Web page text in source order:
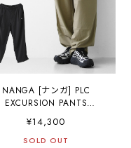
NANGA [ナンガ] PLC
EXCURSION PANTS
1D404A] PLC エク
カーションパンツ・イー
ーパンツ・パッカブル・
¥14,300
SOLD OUT